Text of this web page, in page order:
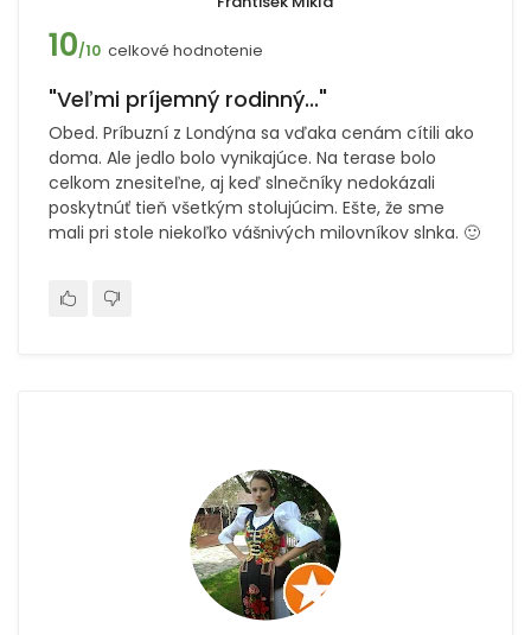
10/10 celkové hodnotenie
"Veľmi príjemný rodinný..."
Obed. Príbuzní z Londýna sa vďaka cenám cítili ako
doma. Ale jedlo bolo vynikajúce. Na terase bolo
celkom znesiteľne, aj keď slnečníky nedokázali
poskytnúť tieň všetkým stolujúcim. Ešte, že sme
mali pri stole niekoľko vášnivých milovníkov slnka. 🙂